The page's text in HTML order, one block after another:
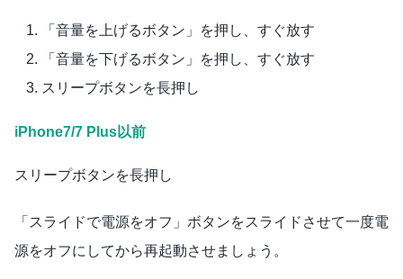
「音量を上げるボタン」を押し、すぐ放す
「音量を下げるボタン」を押し、すぐ放す
スリープボタンを長押し
iPhone7/7 Plus以前
スリープボタンを長押し
「スライドで電源をオフ」ボタンをスライドさせて一度電
源をオフにしてから再起動させましょう。